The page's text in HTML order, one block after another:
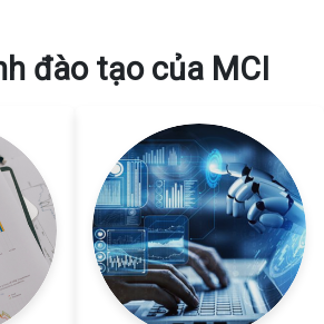
đào tạo của MCI